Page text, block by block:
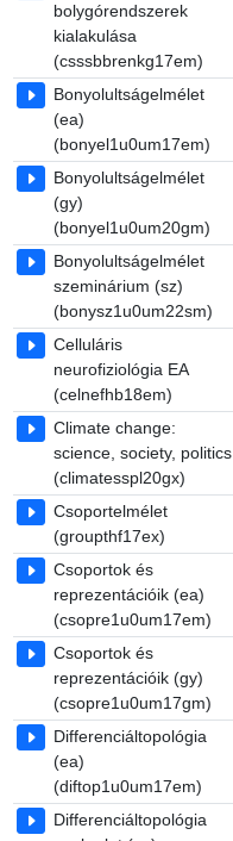
bolygórendszerek
kialakulása
(csssbbrenkg17em)
Bonyolultságelmélet
(ea)
(bonyel1u0um17em)
Bonyolultságelmélet
(gy)
(bonyel1u0um20gm)
Bonyolultságelmélet
szeminárium (sz)
(bonysz1u0um22sm)
Celluláris
neurofiziológia EA
(celnefhb18em)
Climate change:
science, society, politics
(climatesspl20gx)
Csoportelmélet
(groupthf17ex)
Csoportok és
reprezentációik (ea)
(csopre1u0um17em)
Csoportok és
reprezentációik (gy)
(csopre1u0um17gm)
Differenciáltopológia
(ea)
(diftop1u0um17em)
Differenciáltopológia